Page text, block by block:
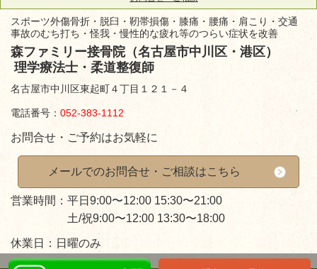
LINEで24時間予約受付中！
スポーツ外傷骨折・脱臼・靭帯損傷・膝痛・腰痛・肩こり・交通
事故のむち打ち・怪我・慢性的な疲れ等のつらい症状を改善
森ファミリー接骨院（名古屋市中川区・港区）
理学療法士・柔道整復師
名古屋市中川区東起町４丁目１２１－４
電話番号： 052-383-1112
お問合せ・ご予約はお気軽に
メールでのお問合せ・ご相談はこちら
営業時間：平日9:00〜12:00 15:30〜21:00
土/祝9:00〜12:00 13:30〜18:00
休業日：日曜のみ